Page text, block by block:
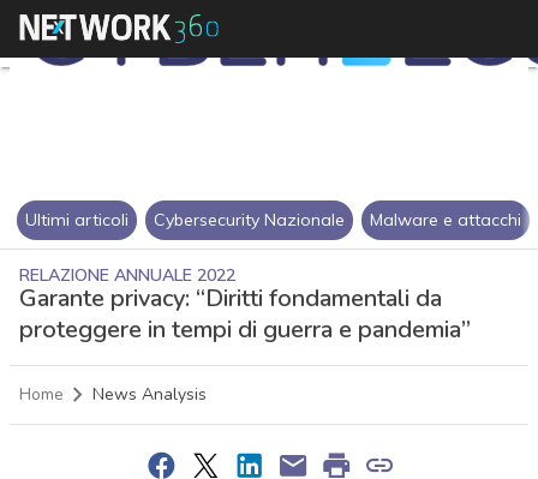
Ultimi articoli Cybersecurity Nazionale Malware e attacchi
RELAZIONE ANNUALE 2022
Garante privacy: “Diritti fondamentali da
proteggere in tempi di guerra e pandemia”
Home News Analysis